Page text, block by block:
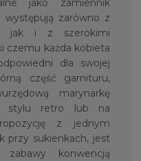
jako zamiennik
zarówno z
jak i z szerokimi
czemu każda kobieta
dla swojej
część garnituru,
marynarkę
stylu retro lub na
z jednym
przy sukienkach, jest
konwencją